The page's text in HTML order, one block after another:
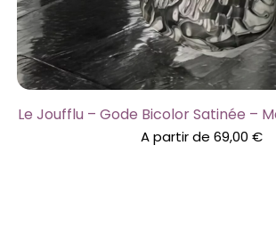
Le Joufflu – Gode Bicolor Satinée –
A partir de 69,00 €